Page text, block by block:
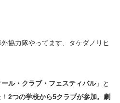
協力隊やってます、タケダノリヒ
ール・クラブ・フェスティバル」と
2つの学校から5クラブが参加。劇